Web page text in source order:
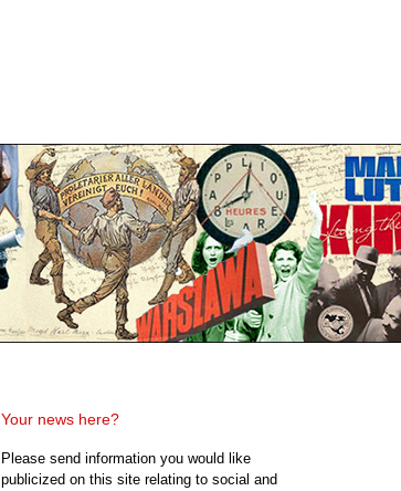
Your news here?
Please send information you would like
publicized on this site relating to social and